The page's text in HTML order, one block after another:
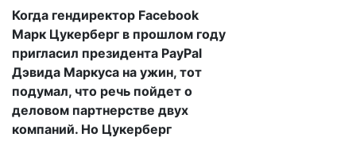
Когда гендиректор Facebook
Марк Цукерберг в прошлом году
пригласил президента PayPal
Дэвида Маркуса на ужин, тот
подумал, что речь пойдет о
деловом партнерстве двух
компаний. Но Цукерберг